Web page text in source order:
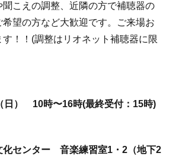
聞こえの調整、近隣の方で補聴器の
望の方など大歓迎です。ご来場お
！！(調整はリオネット補聴器に限
日） 10時〜16時(最終受付：15時)
化センター 音楽練習室1・2（地下2